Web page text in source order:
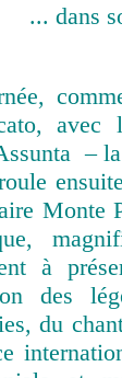
... dans
–
Monte
à
des
du